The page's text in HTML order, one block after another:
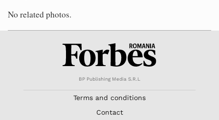
No related photos.
BP Publishing Media S.R.L
Terms and conditions
Contact